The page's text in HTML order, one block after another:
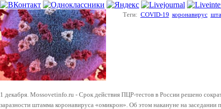
Теги: COVID-19 коронавирус
1 декабря. Mossovetinfo.ru - Срок действия ПЦР-тестов в России решено
заразности штамма коронавируса «омикрон». Об этом накануне на заседании